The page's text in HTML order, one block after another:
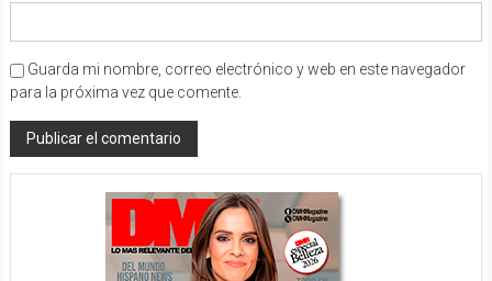
Guarda mi nombre, correo electrónico y web en este navegador
para la próxima vez que comente.